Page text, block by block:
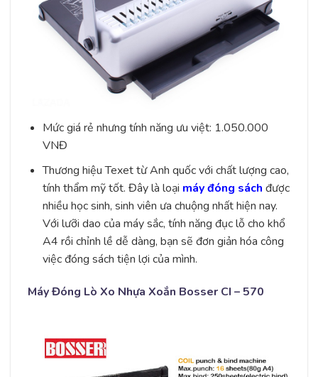
Mức giá rẻ nhưng tính năng ưu việt: 1.050.000
VNĐ
Thương hiệu Texet từ Anh quốc với chất lượng cao,
tính thẩm mỹ tốt. Đây là loại máy đóng sách được
nhiều học sinh, sinh viên ưa chuộng nhất hiện nay.
Với lưỡi dao của máy sắc, tính năng đục lỗ cho khổ
A4 rồi chỉnh lề dễ dàng, bạn sẽ đơn giản hóa công
việc đóng sách tiện lợi của mình.
Máy Đóng Lò Xo Nhựa Xoắn Bosser CI – 570